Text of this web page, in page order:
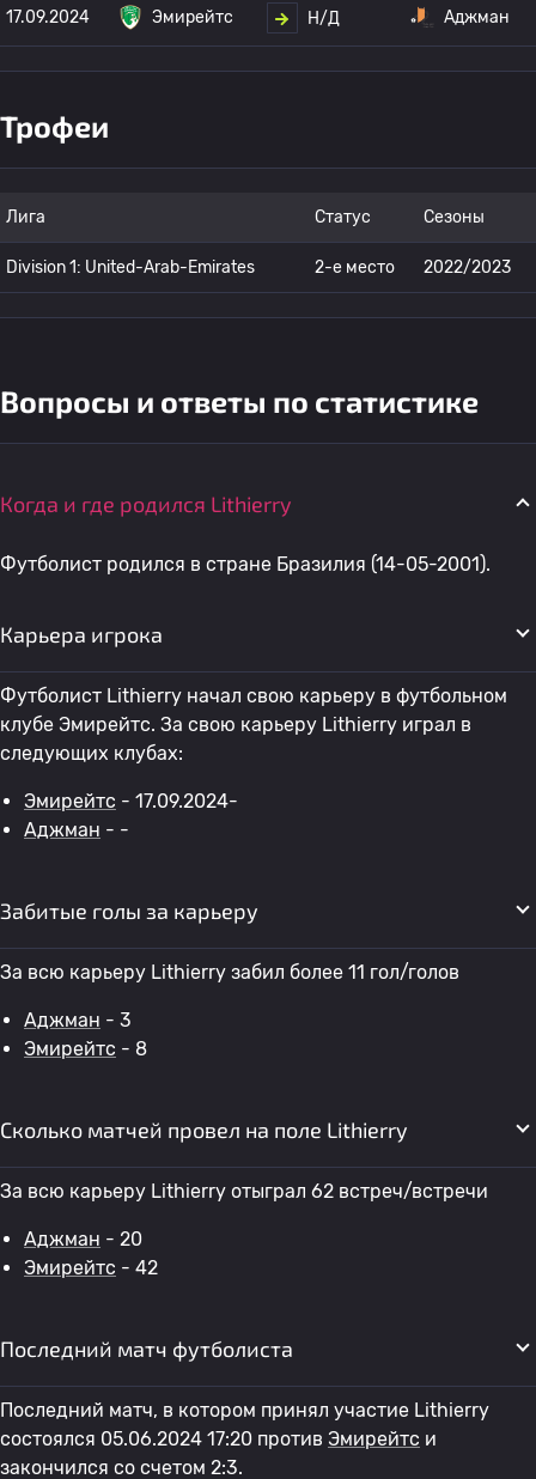
17.09.2024 Эмирейтс Н/Д Аджман
Трофеи
Лига Статус Сезоны
Division 1: United-Arab-Emirates 2-е место 2022/2023
Вопросы и ответы по статистике
Когда и где родился Lithierry
Футболист родился в стране Бразилия (14-05-2001).
Карьера игрока
Футболист Lithierry начал свою карьеру в футбольном
клубе Эмирейтс. За свою карьеру Lithierry играл в
следующих клубах:
Эмирейтс - 17.09.2024-
Аджман - -
Забитые голы за карьеру
За всю карьеру Lithierry забил более 11 гол/голов
Аджман - 3
Эмирейтс - 8
Сколько матчей провел на поле Lithierry
За всю карьеру Lithierry отыграл 62 встреч/встречи
Аджман - 20
Эмирейтс - 42
Последний матч футболиста
Последний матч, в котором принял участие Lithierry
состоялся 05.06.2024 17:20 против Эмирейтс и
закончился со счетом 2:3.